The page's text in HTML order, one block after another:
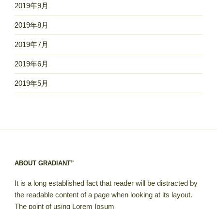
2019年9月
2019年8月
2019年7月
2019年6月
2019年5月
ABOUT GRADIANT”
It is a long established fact that reader will be distracted by
the readable content of a page when looking at its layout.
The point of using Lorem Ipsum